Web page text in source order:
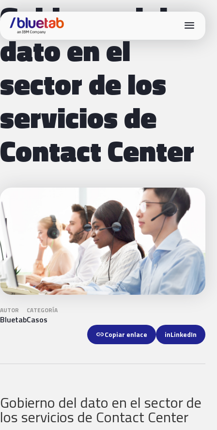
menu
Gobierno del
dato en el
sector de los
servicios de
Contact Center
AUTOR
Bluetab
CATEGORÍA
Casos
linkCopiar enlace inLinkedIn
Gobierno del dato en el sector de
los servicios de Contact Center